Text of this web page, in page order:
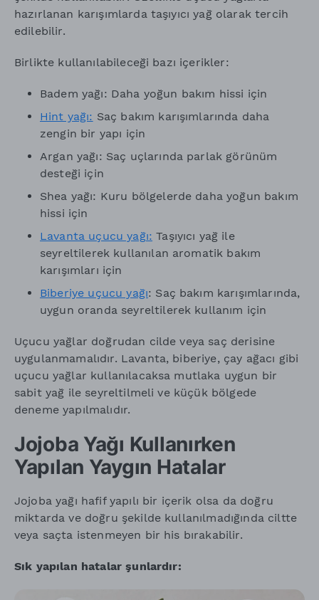
hazırlanan karışımlarda taşıyıcı yağ olarak tercih
edilebilir.
Birlikte kullanılabileceği bazı içerikler:
Badem yağı: Daha yoğun bakım hissi için
Hint yağı: Saç bakım karışımlarında daha
zengin bir yapı için
Argan yağı: Saç uçlarında parlak görünüm
desteği için
Shea yağı: Kuru bölgelerde daha yoğun bakım
hissi için
Lavanta uçucu yağı: Taşıyıcı yağ ile
seyreltilerek kullanılan aromatik bakım
karışımları için
Biberiye uçucu yağı: Saç bakım karışımlarında,
uygun oranda seyreltilerek kullanım için
Uçucu yağlar doğrudan cilde veya saç derisine
uygulanmamalıdır. Lavanta, biberiye, çay ağacı gibi
uçucu yağlar kullanılacaksa mutlaka uygun bir
sabit yağ ile seyreltilmeli ve küçük bölgede
deneme yapılmalıdır.
Jojoba Yağı Kullanırken
Yapılan Yaygın Hatalar
Jojoba yağı hafif yapılı bir içerik olsa da doğru
miktarda ve doğru şekilde kullanılmadığında ciltte
veya saçta istenmeyen bir his bırakabilir.
Sık yapılan hatalar şunlardır: